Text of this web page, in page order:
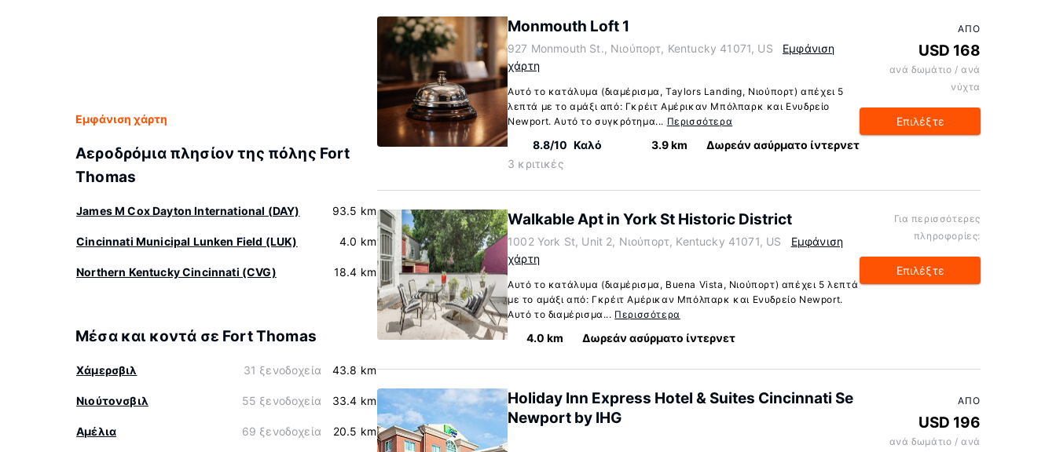
Εμφάνιση χάρτη
Αεροδρόμια πλησίον της πόλης Fort
Thomas
James M Cox Dayton International (DAY) 93.5 km
Cincinnati Municipal Lunken Field (LUK) 4.0 km
Northern Kentucky Cincinnati (CVG) 18.4 km
Μέσα και κοντά σε Fort Thomas
Χάμερσβιλ 31 ξενοδοχεία 43.8 km
Νιούτονσβιλ 55 ξενοδοχεία 33.4 km
Αμέλια 69 ξενοδοχεία 20.5 km
Monmouth Loft 1
927 Monmouth St., Νιούπορτ, Kentucky 41071, US
Εμφάνιση
χάρτη
Αυτό το κατάλυμα (διαμέρισμα, Taylors Landing, Νιούπορτ) απέχει 5
λεπτά με το αμάξι από: Γκρέιτ Αμέρικαν Μπόλπαρκ και Ενυδρείο
Newport. Αυτό το συγκρότημα... Περισσότερα
8.8/10 Καλό
3 κριτικές
3.9 km Δωρεάν ασύρματο ίντερνετ
ΑΠΌ
USD 168
ανά δωμάτιο / ανά
νύχτα
Επιλέξτε
Walkable Apt in York St Historic District
1002 York St, Unit 2, Νιούπορτ, Kentucky 41071, US
Εμφάνιση
χάρτη
Αυτό το κατάλυμα (διαμέρισμα, Buena Vista, Νιούπορτ) απέχει 5 λεπτά
με το αμάξι από: Γκρέιτ Αμέρικαν Μπόλπαρκ και Ενυδρείο Newport.
Αυτό το διαμέρισμα... Περισσότερα
4.0 km Δωρεάν ασύρματο ίντερνετ
Για περισσότερες
πληροφορίες:
Επιλέξτε
Holiday Inn Express Hotel & Suites Cincinnati Se
Newport by IHG
ΑΠΌ
USD 196
ανά δωμάτιο / ανά